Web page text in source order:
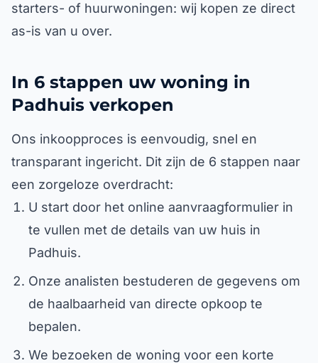
starters- of huurwoningen: wij kopen ze direct
as-is van u over.
In 6 stappen uw woning in
Padhuis verkopen
Ons inkoopproces is eenvoudig, snel en
transparant ingericht. Dit zijn de 6 stappen naar
een zorgeloze overdracht:
U start door het online aanvraagformulier in
te vullen met de details van uw huis in
Padhuis.
Onze analisten bestuderen de gegevens om
de haalbaarheid van directe opkoop te
bepalen.
We bezoeken de woning voor een korte